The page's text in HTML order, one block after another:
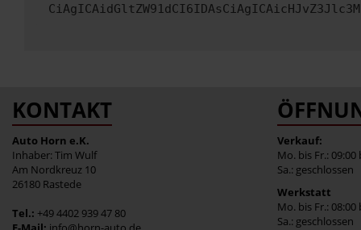
KONTAKT
Auto Horn e.K.
Inhaber: Tim Wulf
Am Nordkreuz 10
26180 Rastede
Tel.: +49 4402 939 47 80
Verkauf:
Mo. bis Fr.: 09:00
Sa.: geschlossen
Werkstatt
Mo. bis Fr.: 08:00
Sa.: geschlossen